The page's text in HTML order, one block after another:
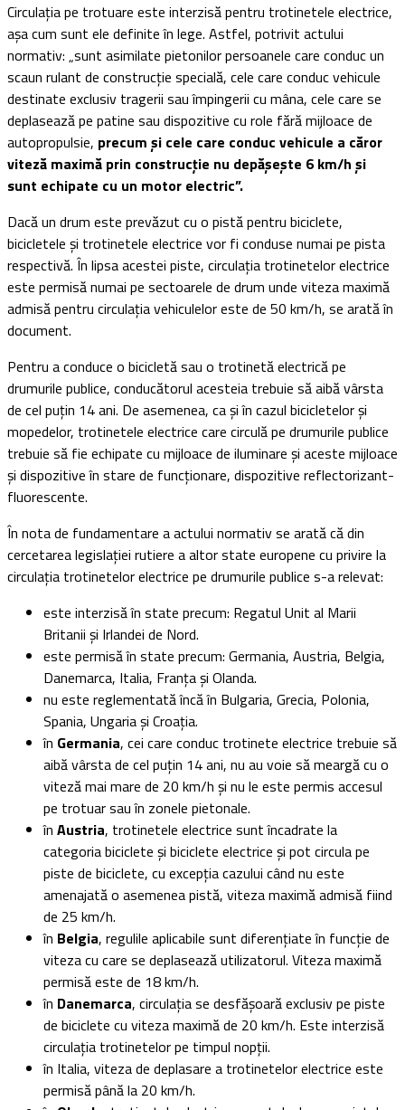
Circulația pe trotuare este interzisă pentru trotinetele electrice,
așa cum sunt ele definite în lege. Astfel, potrivit actului
normativ: „sunt asimilate pietonilor persoanele care conduc un
scaun rulant de construcție specială, cele care conduc vehicule
destinate exclusiv tragerii sau împingerii cu mâna, cele care se
deplasează pe patine sau dispozitive cu role fără mijloace de
autopropulsie, precum și cele care conduc vehicule a căror
viteză maximă prin construcție nu depășește 6 km/h și
sunt echipate cu un motor electric”.
Dacă un drum este prevăzut cu o pistă pentru biciclete,
bicicletele și trotinetele electrice vor fi conduse numai pe pista
respectivă. În lipsa acestei piste, circulația trotinetelor electrice
este permisă numai pe sectoarele de drum unde viteza maximă
admisă pentru circulația vehiculelor este de 50 km/h, se arată în
document.
Pentru a conduce o bicicletă sau o trotinetă electrică pe
drumurile publice, conducătorul acesteia trebuie să aibă vârsta
de cel puțin 14 ani. De asemenea, ca și în cazul bicicletelor și
mopedelor, trotinetele electrice care circulă pe drumurile publice
trebuie să fie echipate cu mijloace de iluminare și aceste mijloace
și dispozitive în stare de funcționare, dispozitive reflectorizant-
fluorescente.
În nota de fundamentare a actului normativ se arată că din
cercetarea legislației rutiere a altor state europene cu privire la
circulația trotinetelor electrice pe drumurile publice s-a relevat:
este interzisă în state precum: Regatul Unit al Marii
Britanii și Irlandei de Nord.
este permisă în state precum: Germania, Austria, Belgia,
Danemarca, Italia, Franța și Olanda.
nu este reglementată încă în Bulgaria, Grecia, Polonia,
Spania, Ungaria și Croația.
în Germania, cei care conduc trotinete electrice trebuie să
aibă vârsta de cel puțin 14 ani, nu au voie să meargă cu o
viteză mai mare de 20 km/h și nu le este permis accesul
pe trotuar sau în zonele pietonale.
în Austria, trotinetele electrice sunt încadrate la
categoria biciclete și biciclete electrice și pot circula pe
piste de biciclete, cu excepția cazului când nu este
amenajată o asemenea pistă, viteza maximă admisă fiind
de 25 km/h.
în Belgia, regulile aplicabile sunt diferențiate în funcție de
viteza cu care se deplasează utilizatorul. Viteza maximă
permisă este de 18 km/h.
în Danemarca, circulația se desfășoară exclusiv pe piste
de biciclete cu viteza maximă de 20 km/h. Este interzisă
circulația trotinetelor pe timpul nopții.
în Italia, viteza de deplasare a trotinetelor electrice este
permisă până la 20 km/h.